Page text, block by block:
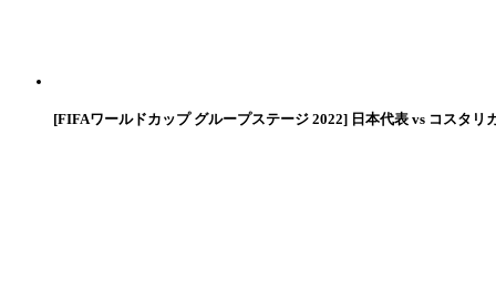
[FIFAワールドカップ グループステージ 2022] 日本代表 vs コスタリ